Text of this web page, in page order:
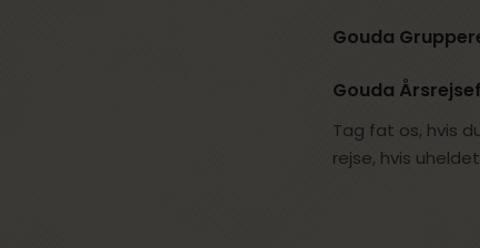
Gouda
Gouda
Tag fat os, hvis
rejse, hvis